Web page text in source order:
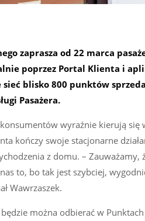
zaprasza od 22 marca
poprzez Portal Klienta i
blisko 800 punktów
Pasażera.
wyraźnie kierują
kończy swoje stacjonarne
z domu. –
to, bo tak jest szybciej,
Wawrzaszek.
można odbierać w